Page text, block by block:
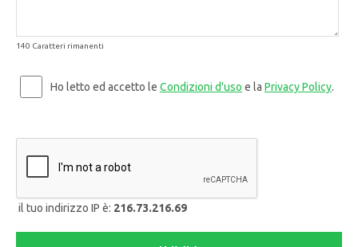
140 Caratteri rimanenti
Ho letto ed accetto le Condizioni d'uso e la Privacy Policy.
il tuo indirizzo IP è: 216.73.216.69